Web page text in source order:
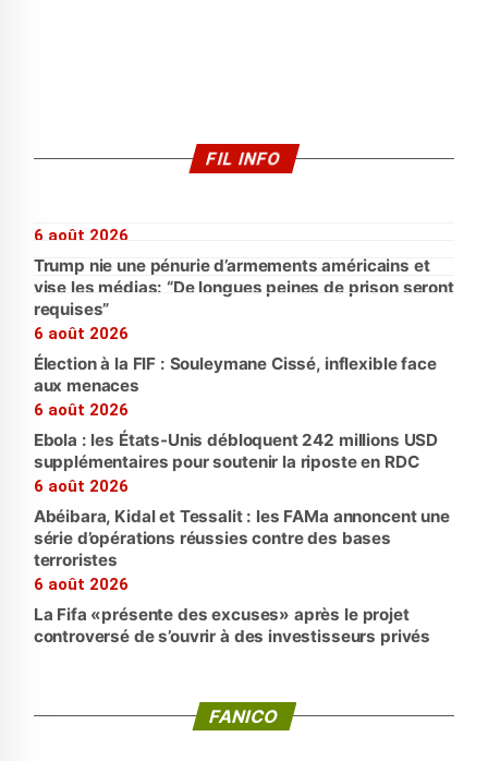
FIL INFO
6 août 2026
Trump nie une pénurie d’armements américains et
vise les médias: “De longues peines de prison seront
requises”
6 août 2026
Élection à la FIF : Souleymane Cissé, inflexible face
aux menaces
6 août 2026
Ebola : les États-Unis débloquent 242 millions USD
supplémentaires pour soutenir la riposte en RDC
6 août 2026
Abéibara, Kidal et Tessalit : les FAMa annoncent une
série d’opérations réussies contre des bases
terroristes
6 août 2026
La Fifa «présente des excuses» après le projet
controversé de s’ouvrir à des investisseurs privés
FANICO